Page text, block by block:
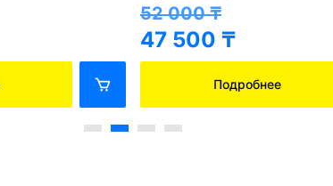
52 000₸
47 500 ₸
Подробнее